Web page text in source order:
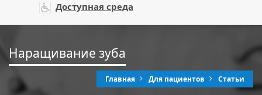
Доступная среда
Наращивание зуба
Главная Для пациентов Статьи